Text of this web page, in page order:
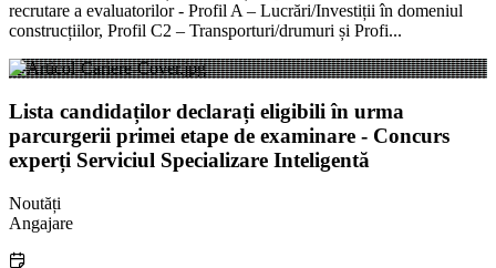
recrutare a evaluatorilor - Profil A – Lucrări/Investiții în domeniul
construcțiilor, Profil C2 – Transporturi/drumuri și Profi...
Lista candidaților declarați eligibili în urma
parcurgerii primei etape de examinare - Concurs
experți Serviciul Specializare Inteligentă
Noutăți
Angajare